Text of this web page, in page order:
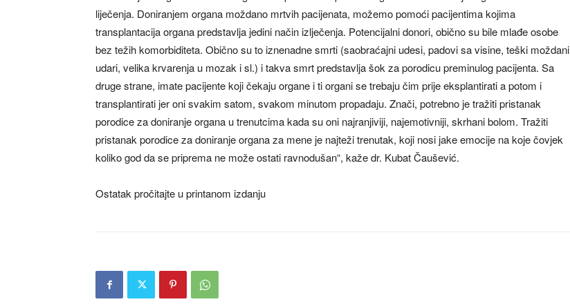
liječenja. Doniranjem organa moždano mrtvih pacijenata, možemo pomoći pacijentima kojima
transplantacija organa predstavlja jedini način izlječenja. Potencijalni donori, obično su bile mlađe osobe
bez težih komorbiditeta. Obično su to iznenadne smrti (saobraćajni udesi, padovi sa visine, teški moždani
udari, velika krvarenja u mozak i sl.) i takva smrt predstavlja šok za porodicu preminulog pacijenta. Sa
druge strane, imate pacijente koji čekaju organe i ti organi se trebaju čim prije eksplantirati a potom i
transplantirati jer oni svakim satom, svakom minutom propadaju. Znači, potrebno je tražiti pristanak
porodice za doniranje organa u trenutcima kada su oni najranjiviji, najemotivniji, skrhani bolom. Tražiti
pristanak porodice za doniranje organa za mene je najteži trenutak, koji nosi jake emocije na koje čovjek
koliko god da se priprema ne može ostati ravnodušan“, kaže dr. Kubat Čaušević.
Ostatak pročitajte u printanom izdanju